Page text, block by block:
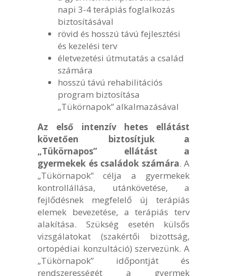
napi 3-4 terápiás foglalkozás
biztosításával
rövid és hosszú távú fejlesztési
és kezelési terv
életvezetési útmutatás a család
számára
hosszú távú rehabilitációs
program biztosítása
„Tükörnapok” alkalmazásával
Az első intenzív hetes ellátást
követően biztosítjuk a
„Tükörnapos” ellátást a
gyermekek és családok számára. A
„Tükörnapok” célja a gyermekek
kontrollállása, utánkövetése, a
fejlődésnek megfelelő új terápiás
elemek bevezetése, a terápiás terv
alakítása. Szükség esetén külsős
vizsgálatokat (szakértői bizottság,
ortopédiai konzultáció) szervezünk. A
„Tükörnapok” időpontját és
rendszerességét a gyermek